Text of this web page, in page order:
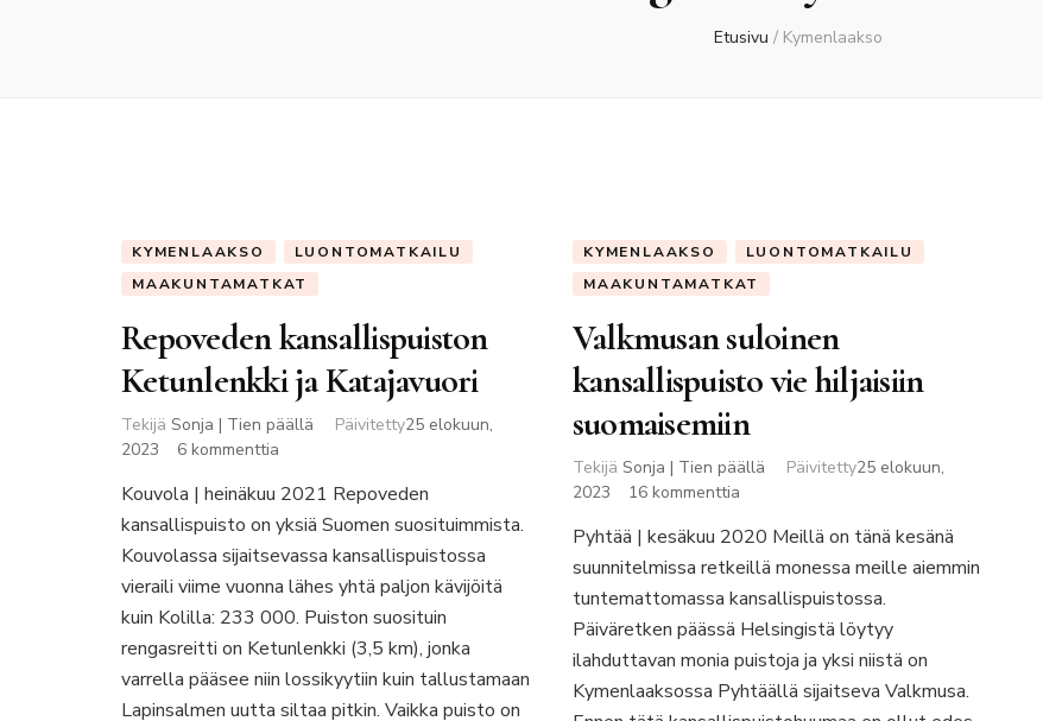
Etusivu / Kymenlaakso
KYMENLAAKSO
LUONTOMATKAILU
MAAKUNTAMATKAT
Repoveden kansallispuiston
Ketunlenkki ja Katajavuori
Tekijä Sonja | Tien päällä Päivitetty25 elokuun,
2023
6 kommenttia
kansallispuiston
Ketunlenkki
ja
Kouvola | heinäkuu 2021 Repoveden
kansallispuisto on yksiä Suomen suosituimmista.
Kouvolassa sijaitsevassa kansallispuistossa
vieraili viime vuonna lähes yhtä paljon kävijöitä
kuin Kolilla: 233 000. Puiston suosituin
rengasreitti on Ketunlenkki (3,5 km), jonka
varrella pääsee niin lossikyytiin kuin tallustamaan
Lapinsalmen uutta siltaa pitkin. Vaikka puisto on
KYMENLAAKSO
LUONTOMATKAILU
MAAKUNTAMATKAT
Valkmusan suloinen
kansallispuisto vie hiljaisiin
suomaisemiin
Tekijä Sonja | Tien päällä Päivitetty25 elokuun,
2023
16 kommenttiaartikkeliin
suloinen
kansallispuisto
vie
suomaisemiin
Pyhtää | kesäkuu 2020 Meillä on tänä kesänä
suunnitelmissa retkeillä monessa meille aiemmin
tuntemattomassa kansallispuistossa.
Päiväretken päässä Helsingistä löytyy
ilahduttavan monia puistoja ja yksi niistä on
Kymenlaaksossa Pyhtäällä sijaitseva Valkmusa.